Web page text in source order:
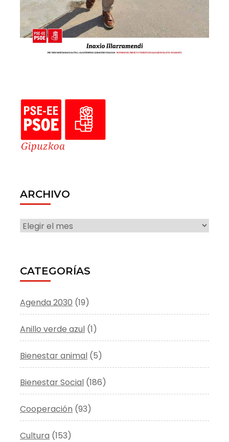
ARCHIVO
ARCHIVO
CATEGORÍAS
Agenda 2030 (19)
Anillo verde azul (1)
Bienestar animal (5)
Bienestar Social (186)
Cooperación (93)
Cultura (153)